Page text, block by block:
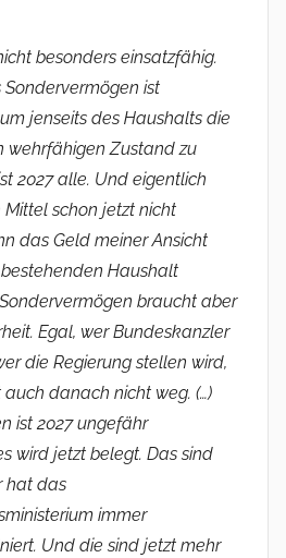
besonders einsatzfähig.
ist
jenseits des Haushalts die
wehrfähigen Zustand zu
2027 alle. Und eigentlich
schon jetzt nicht
das Geld meiner Ansicht
Haushalt
braucht aber
Egal, wer Bundeskanzler
die Regierung stellen wird,
danach nicht weg. (…)
ist 2027 ungefähr
wird jetzt belegt. Das sind
hat das
immer
Und die sind jetzt mehr